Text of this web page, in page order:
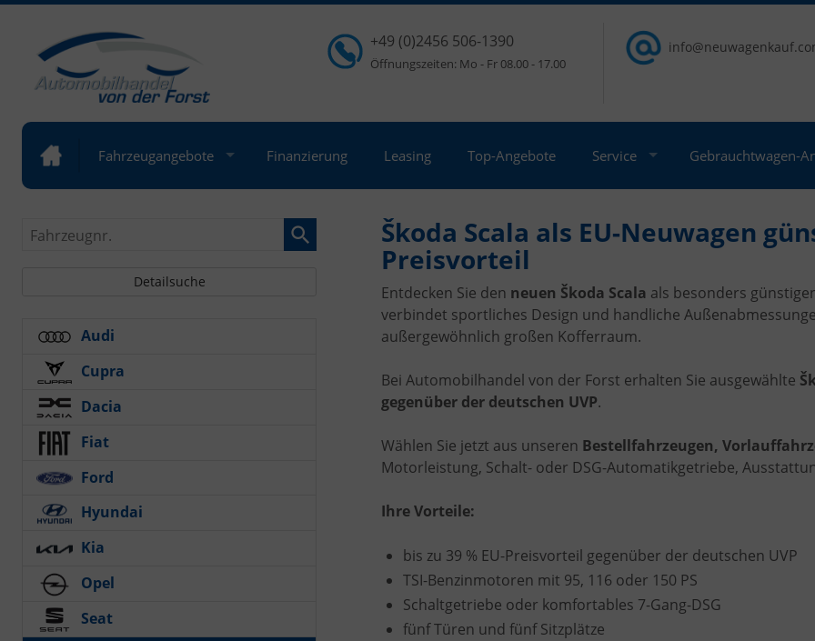
+49 (0)2456 506-1390
Öffnungszeiten: Mo - Fr 08.00 - 17.00
Fahrzeugangebote Finanzierung Leasing Top-Angebote Service Gebrauchtwagen-
Škoda Scala als EU-Neuwagen
Preisvorteil
Entdecken Sie den neuen Škoda Scala als besonders
verbindet sportliches Design und handliche
außergewöhnlich großen Kofferraum.
Bei Automobilhandel von der Forst erhalten Sie ausgewählte
gegenüber der deutschen UVP.
Wählen Sie jetzt aus unseren Bestellfahrzeugen,
Motorleistung, Schalt- oder DSG-Automatikgetriebe,
Ihre Vorteile:
bis zu 39 % EU-Preisvorteil gegenüber der deutschen UVP
TSI-Benzinmotoren mit 95, 116 oder 150 PS
Schaltgetriebe oder komfortables 7-Gang-DSG
fünf Türen und fünf Sitzplätze
Fahrzeugnr.
Detailsuche
Audi
Cupra
Dacia
Fiat
Ford
Hyundai
Kia
Opel
Seat